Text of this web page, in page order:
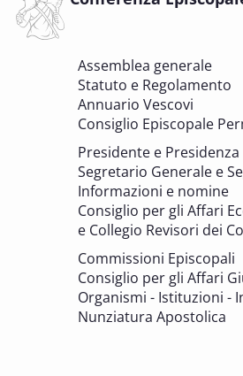
DELL'EDILIZIA DI CULTO
Giornate di studio
Archivistica Ecclesiastica -
memoria. Artefici di
valorizzazione del
BENI CULTURALI E EDILIZIA DI CULTO
7 OTTOBRE 2025
di culto
BENI CULTURALI E EDILIZIA DI CULTO
Assemblea generale
Statuto e Regolamento
Annuario Vescovi
Consiglio Episcopale
Presidente e Presidenza
Segretario Generale e
Informazioni e nomine
Consiglio per gli Affari
e Collegio Revisori dei
Commissioni Episcopali
Consiglio per gli Affari
Organismi - Istituzioni -
Nunziatura Apostolica